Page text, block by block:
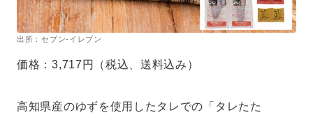
出所：セブン-イレブン
価格：3,717円（税込、送料込み）
高知県産のゆずを使用したタレでの「タレたた